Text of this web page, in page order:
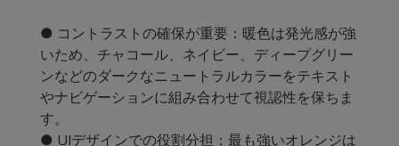
● コントラストの確保が重要：暖色は発光感が強
いため、チャコール、ネイビー、ディープグリー
ンなどのダークなニュートラルカラーをテキスト
やナビゲーションに組み合わせて視認性を保ちま
す。
● UIデザインでの役割分担：最も強いオレンジは